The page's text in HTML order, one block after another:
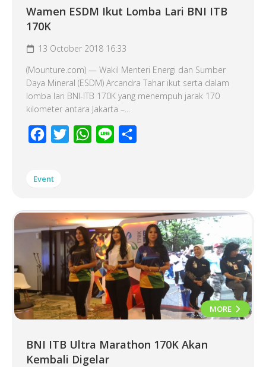
Wamen ESDM Ikut Lomba Lari BNI ITB
170K
13 October 2018 16:33
(Mounture.com) — Wakil Menteri Energi dan Sumber
Daya Mineral (ESDM) Arcandra Tahar ikut serta dalam
lomba lari BNI-ITB 170K yang menempuh jarak 170
kilometer antara Jakarta –...
Facebook
Twitter WhatsApp
Line
Event
MORE
BNI ITB Ultra Marathon 170K Akan
Kembali Digelar